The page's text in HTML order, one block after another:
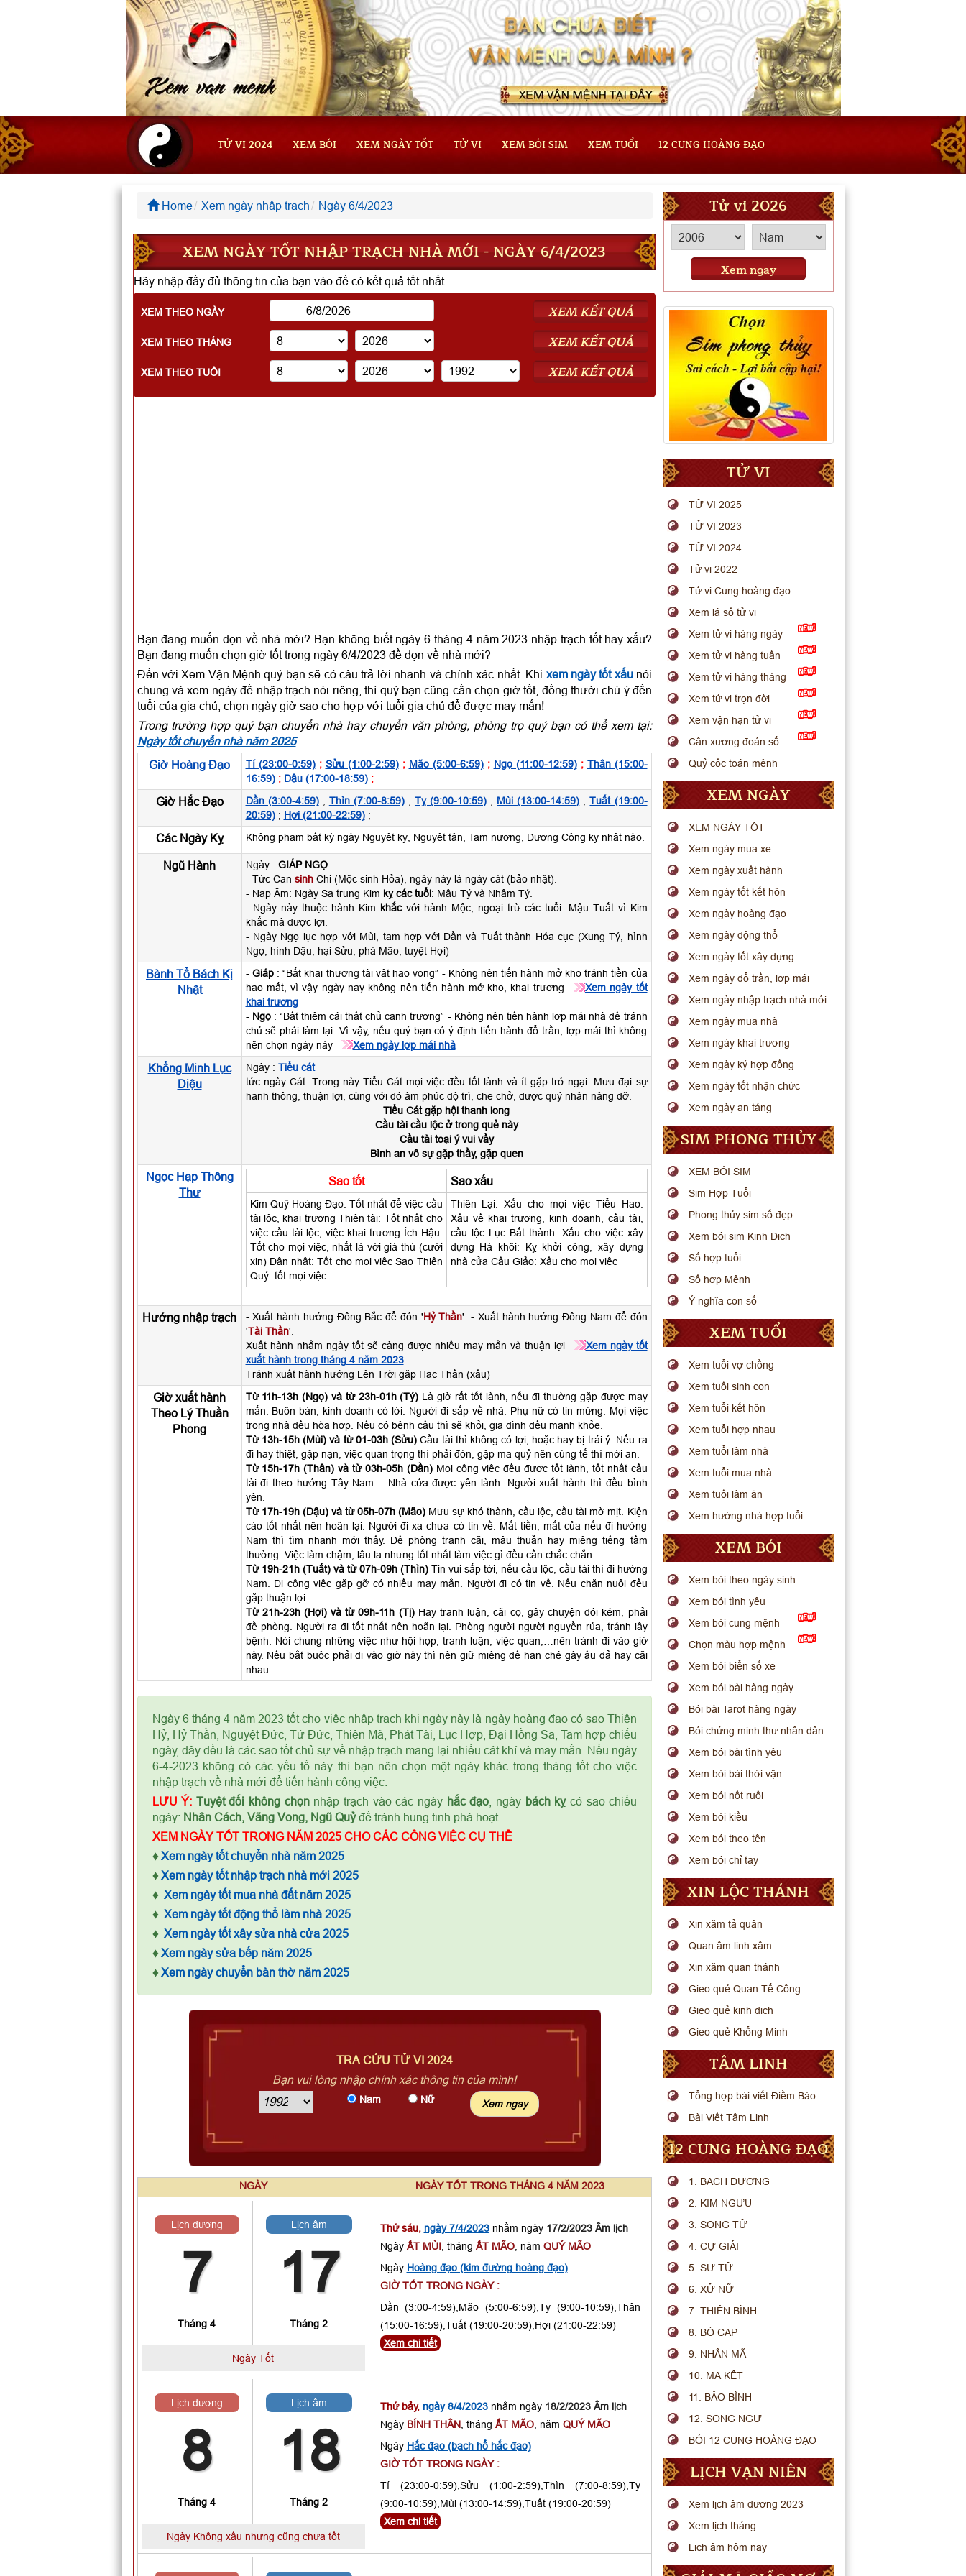
TỬ VI 2024 XEM BÓI XEM NGÀY TỐT TỬ VI XEM BÓI SIM XEM TUỔI 12 CUNG HOÀNG ĐẠO
Home Xem ngày nhập trạch Ngày 6/4/2023
XEM NGÀY TỐT NHẬP TRẠCH NHÀ MỚI - NGÀY 6/4/2023
Hãy nhập đầy đủ thông tin của bạn vào để có kết quả tốt nhất
XEM THEO NGÀY XEM KẾT QUẢ
XEM THEO THÁNG XEM KẾT QUẢ
XEM THEO TUỔI XEM KẾT QUẢ
Bạn đang muốn dọn về nhà mới? Bạn không biết ngày 6 tháng 4 năm 2023 nhập trạch tốt hay xấu?
Bạn đang muốn chọn giờ tốt trong ngày 6/4/2023 đề dọn về nhà mới?
Đến với Xem Vận Mệnh quý bạn sẽ có câu trả lời nhanh và chính xác nhất. Khi xem ngày tốt xấu nói
chung và xem ngày để nhập trạch nói riêng, thì quý bạn cũng cần chọn giờ tốt, đồng thười chú ý đến
tuổi của gia chủ, chọn ngày giờ sao cho hợp với tuổi gia chủ để được may mắn!
Trong trường hợp quý bạn chuyển nhà hay chuyển văn phòng, phòng trọ quý bạn có thể xem tại:
Ngày tốt chuyển nhà năm 2025
Giờ Hoàng Đạo
Tí (23:00-0:59); Sửu (1:00-2:59); Mão (5:00-6:59); Ngọ (11:00-12:59); Thân (15:00-
16:59); Dậu (17:00-18:59);
Giờ Hắc Đạo Dần (3:00-4:59); Thìn (7:00-8:59); Tỵ (9:00-10:59) ; Mùi (13:00-14:59) ;Tuất (19:00-
20:59); Hợi (21:00-22:59);
Các Ngày Kỵ Không phạm bất kỳ ngày Nguyệt kỵ, Nguyệt tận, Tam nương, Dương Công kỵ nhật nào.
Ngũ Hành Ngày : GIÁP NGỌ
- Tức Can sinhChi (Mộc sinh Hỏa), ngày này là ngày cát (bảo nhật).
- Nạp Âm: Ngày Sa trung Kim kỵ các tuổi: Mậu Tý và Nhâm Tý.
- Ngày này thuộc hành Kim khắcvới hành Mộc, ngoại trừ các tuổi: Mậu Tuất vì Kim
khắc mà được lợi.
- Ngày Ngọ lục hợp với Mùi, tam hợp với Dần và Tuất thành Hỏa cục (Xung Tý, hình
Ngọ, hình Dậu, hại Sửu, phá Mão, tuyệt Hợi)
Bành Tổ Bách Kị
Nhật
- Giáp: “Bất khai thương tài vật hao vong” - Không nên tiến hành mở kho tránh tiền của
hao mất, vì vậy ngày nay không nên tiến hành mở kho, khai trương
Xem ngày tốt
khai trương
- Ngọ: “Bất thiêm cái thất chủ canh trương” - Không nên tiến hành lợp mái nhà để tránh
chủ sẽ phải làm lại. Vì vậy, nếu quý bạn có ý định tiến hành đổ trần, lợp mái thì không
nên chọn ngày này
Xem ngày lợp mái nhà
Khổng Minh Lục
Diệu
Ngày : Tiểu cát
tức ngày Cát. Trong này Tiểu Cát mọi việc đều tốt lành và ít gặp trở ngại. Mưu đại sự
hanh thông, thuận lợi, cùng với đó âm phúc độ trì, che chở, được quý nhân nâng đỡ.
Tiểu Cát gặp hội thanh long
Cầu tài cầu lộc ở trong quẻ này
Cầu tài toại ý vui vầy
Bình an vô sự gặp thầy, gặp quen
Ngọc Hạp Thông
Thư
Sao tốt Sao xấu
Kim Quỹ Hoàng Đạo: Tốt nhất để việc cầu
tài lộc, khai trương Thiên tài: Tốt nhất cho
việc cầu tài lộc, việc khai trương Ích Hậu:
Tốt cho mọi việc, nhất là với giá thú (cưới
xin) Dân nhật: Tốt cho mọi việc Sao Thiên
Quý: tốt mọi việc
Thiên Lại: Xấu cho mọi việc Tiểu Hao:
Xấu về khai trương, kinh doanh, cầu tài,
cầu lộc Lục Bất thành: Xấu cho việc xây
dựng Hà khôi: Kỵ khởi công, xây dựng
nhà cửa Cẩu Giảo: Xấu cho mọi việc
Hướng nhập trạch - Xuất hành hướng Đông Bắc để đón 'Hỷ Thần'. - Xuất hành hướng Đông Nam để đón
'Tài Thần'.
Xuất hành nhằm ngày tốt sẽ càng được nhiều may mắn và thuận lợi
Xem ngày tốt
xuất hành trong tháng 4 năm 2023
Tránh xuất hành hướng Lên Trời gặp Hạc Thần (xấu)
Giờ xuất hành
Theo Lý Thuần
Phong
Từ 11h-13h (Ngọ) và từ 23h-01h (Tý) Là giờ rất tốt lành, nếu đi thường gặp được may
mắn. Buôn bán, kinh doanh có lời. Người đi sắp về nhà. Phụ nữ có tin mừng. Mọi việc
trong nhà đều hòa hợp. Nếu có bệnh cầu thì sẽ khỏi, gia đình đều mạnh khỏe.
Từ 13h-15h (Mùi) và từ 01-03h (Sửu) Cầu tài thì không có lợi, hoặc hay bị trái ý. Nếu ra
đi hay thiệt, gặp nạn, việc quan trọng thì phải đòn, gặp ma quỷ nên cúng tế thì mới an.
Từ 15h-17h (Thân) và từ 03h-05h (Dần) Mọi công việc đều được tốt lành, tốt nhất cầu
tài đi theo hướng Tây Nam – Nhà cửa được yên lành. Người xuất hành thì đều bình
yên.
Từ 17h-19h (Dậu) và từ 05h-07h (Mão) Mưu sự khó thành, cầu lộc, cầu tài mờ mịt. Kiện
cáo tốt nhất nên hoãn lại. Người đi xa chưa có tin về. Mất tiền, mất của nếu đi hướng
Nam thì tìm nhanh mới thấy. Đề phòng tranh cãi, mâu thuẫn hay miệng tiếng tầm
thường. Việc làm chậm, lâu la nhưng tốt nhất làm việc gì đều cần chắc chắn.
Từ 19h-21h (Tuất) và từ 07h-09h (Thìn) Tin vui sắp tới, nếu cầu lộc, cầu tài thì đi hướng
Nam. Đi công việc gặp gỡ có nhiều may mắn. Người đi có tin về. Nếu chăn nuôi đều
gặp thuận lợi.
Từ 21h-23h (Hợi) và từ 09h-11h (Tị) Hay tranh luận, cãi cọ, gây chuyện đói kém, phải
đề phòng. Người ra đi tốt nhất nên hoãn lại. Phòng người người nguyền rủa, tránh lây
bệnh. Nói chung những việc như hội họp, tranh luận, việc quan,…nên tránh đi vào giờ
này. Nếu bắt buộc phải đi vào giờ này thì nên giữ miệng để hạn ché gây ẩu đả hay cãi
nhau.
Ngày 6 tháng 4 năm 2023 tốt cho việc nhập trạch khi ngày này là ngày hoàng đạo có sao Thiên
Hỷ, Hỷ Thần, Nguyệt Đức, Tứ Đức, Thiên Mã, Phát Tài, Lục Hợp, Đại Hồng Sa, Tam hợp chiếu
ngày, đây đều là các sao tốt chủ sự về nhập trạch mang lại nhiều cát khí và may mắn. Nếu ngày
6-4-2023 không có các yếu tố này thì bạn nên chọn một ngày khác trong tháng tốt cho việc
nhập trạch về nhà mới để tiến hành công việc.
LƯU Ý: Tuyệt đối không chọnnhập trạch vào các ngày hắc đạo , ngày bách kỵcó sao chiếu
ngày: Nhân Cách, Vãng Vong, Ngũ Quỷđể tránh hung tinh phá hoạt.
XEM NGÀY TỐT TRONG NĂM 2025 CHO CÁC CÔNG VIỆC CỤ THỂ
♦ Xem ngày tốt chuyển nhà năm 2025
♦ Xem ngày tốt nhập trạch nhà mới 2025
♦ Xem ngày tốt mua nhà đất năm 2025
♦ Xem ngày tốt động thổ làm nhà 2025
♦ Xem ngày tốt xây sửa nhà cửa 2025
♦ Xem ngày sửa bếp năm 2025
♦ Xem ngày chuyển bàn thờ năm 2025
TRA CỨU TỬ VI 2024
Bạn vui lòng nhập chính xác thông tin của mình!
Nam Nữ
NGÀY NGÀY TỐT TRONG THÁNG 4 NĂM 2023
Lịch dương
7
Tháng 4
Lịch âm
17
Tháng 2
Ngày Tốt
Thứ sáu, ngày 7/4/2023nhằm ngày 17/2/2023 Âm lịch
Ngày ẤT MÙI , tháng ẤT MÃO, năm QUÝ MÃO
Ngày Hoàng đạo (kim đường hoàng đạo)
GIỜ TỐT TRONG NGÀY :
Dần (3:00-4:59),Mão (5:00-6:59),Tỵ (9:00-10:59),Thân
(15:00-16:59),Tuất (19:00-20:59),Hợi (21:00-22:59)
Xem chi tiết
Lịch dương
8
Tháng 4
Lịch âm
18
Tháng 2
Ngày Không xấu nhưng cũng chưa tốt
Thứ bảy, ngày 8/4/2023nhằm ngày 18/2/2023 Âm lịch
Ngày BÍNH THÂN, tháng ẤT MÃO, năm QUÝ MÃO
Ngày Hắc đạo (bạch hổ hắc đạo)
GIỜ TỐT TRONG NGÀY :
Tí (23:00-0:59),Sửu (1:00-2:59),Thìn (7:00-8:59),Tỵ
(9:00-10:59),Mùi (13:00-14:59),Tuất (19:00-20:59)
Xem chi tiết
Tử vi 2026
Xem ngay
TỬ VI
TỬ VI 2025
TỬ VI 2023
TỬ VI 2024
Tử vi 2022
Tử vi Cung hoàng đạo
Xem lá số tử vi
Xem tử vi hàng ngày
Xem tử vi hàng tuần
Xem tử vi hàng tháng
Xem tử vi trọn đời
Xem vận hạn tử vi
Cân xương đoán số
Quỷ cốc toán mệnh
XEM NGÀY
XEM NGÀY TỐT
Xem ngày mua xe
Xem ngày xuất hành
Xem ngày tốt kết hôn
Xem ngày hoàng đạo
Xem ngày động thổ
Xem ngày tốt xây dựng
Xem ngày đổ trần, lợp mái
Xem ngày nhập trạch nhà mới
Xem ngày mua nhà
Xem ngày khai trương
Xem ngày ký hợp đồng
Xem ngày tốt nhận chức
Xem ngày an táng
SIM PHONG THỦY
XEM BÓI SIM
Sim Hợp Tuổi
Phong thủy sim số đẹp
Xem bói sim Kinh Dịch
Số hợp tuổi
Số hợp Mệnh
Ý nghĩa con số
XEM TUỔI
Xem tuổi vợ chồng
Xem tuổi sinh con
Xem tuổi kết hôn
Xem tuổi hợp nhau
Xem tuổi làm nhà
Xem tuổi mua nhà
Xem tuổi làm ăn
Xem hướng nhà hợp tuổi
XEM BÓI
Xem bói theo ngày sinh
Xem bói tình yêu
Xem bói cung mệnh
Chọn màu hợp mệnh
Xem bói biển số xe
Xem bói bài hàng ngày
Bói bài Tarot hàng ngày
Bói chứng minh thư nhân dân
Xem bói bài tình yêu
Xem bói bài thời vận
Xem bói nốt ruồi
Xem bói kiều
Xem bói theo tên
Xem bói chỉ tay
XIN LỘC THÁNH
Xin xăm tả quân
Quan âm linh xâm
Xin xăm quan thánh
Gieo quẻ Quan Tế Công
Gieo quẻ kinh dịch
Gieo quẻ Khổng Minh
TÂM LINH
Tổng hợp bài viết Điềm Báo
Bài Viết Tâm Linh
12 CUNG HOÀNG ĐẠO
1. BẠCH DƯƠNG
2. KIM NGƯU
3. SONG TỬ
4. CỰ GIẢI
5. SƯ TỬ
6. XỬ NỮ
7. THIÊN BÌNH
8. BÒ CẠP
9. NHÂN MÃ
10. MA KẾT
11. BẢO BÌNH
12. SONG NGƯ
BÓI 12 CUNG HOÀNG ĐẠO
LỊCH VẠN NIÊN
Xem lịch âm dương 2023
Xem lịch tháng
Lịch âm hôm nay